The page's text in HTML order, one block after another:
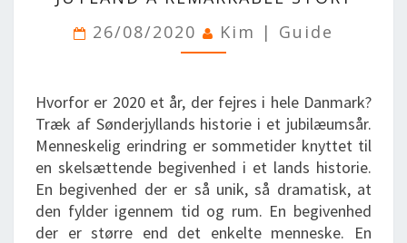
JUTLAND
A
STORY
26/08/2020
Kim | Guide
Hvorfor er 2020 et år, der fejres i hele Danmark?
Træk af Sønderjyllands historie i et jubilæumsår.
Menneskelig erindring er sommetider knyttet til
en skelsættende begivenhed i et lands historie.
En begivenhed der er så unik, så dramatisk, at
den fylder igennem tid og rum. En begivenhed
der er større end det enkelte menneske. En